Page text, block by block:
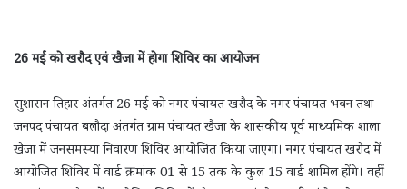
26 मई को खरौद एवं खैजा में होगा शिविर का आयोजन
सुशासन तिहार अंतर्गत 26 मई को नगर पंचायत खरौद के नगर पंचायत भवन तथा
जनपद पंचायत बलौदा अंतर्गत ग्राम पंचायत खैजा के शासकीय पूर्व माध्यमिक शाला
खैजा में जनसमस्या निवारण शिविर आयोजित किया जाएगा। नगर पंचायत खरौद में
आयोजित शिविर में वार्ड क्रमांक 01 से 15 तक के कुल 15 वार्ड शामिल होंगे। वहीं